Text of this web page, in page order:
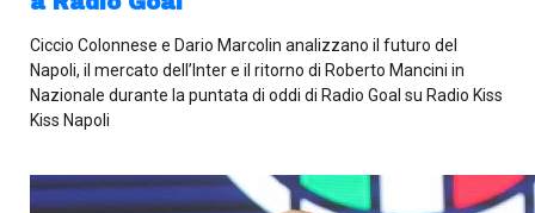
Ciccio Colonnese e Dario Marcolin analizzano il futuro del
Napoli, il mercato dell’Inter e il ritorno di Roberto Mancini in
Nazionale durante la puntata di oddi di Radio Goal su Radio Kiss
Kiss Napoli